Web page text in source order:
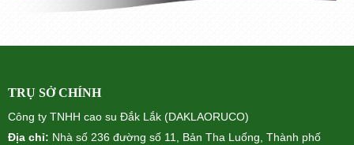
TRỤ SỞ CHÍNH
Công ty TNHH cao su Đắk Lắk (DAKLAORUCO)
Địa chỉ: Nhà số 236 đường số 11, Bản Tha Luống, Thành phố